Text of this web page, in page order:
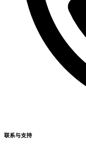
联系与支持